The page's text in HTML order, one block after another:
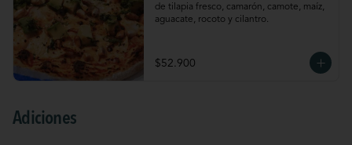
de tilapia fresco, camarón, camote, maíz,
aguacate, rocoto y cilantro.
$52.900
Adiciones